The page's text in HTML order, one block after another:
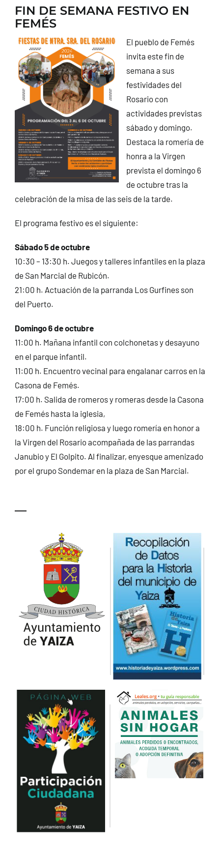
FIN DE SEMANA FESTIVO EN
FEMÉS
El pueblo de Femés
invita este fin de
semana a sus
festividades del
Rosario con
actividades previstas
sábado y domingo.
Destaca la romería de
honra a la Virgen
prevista el domingo 6
de octubre tras la
celebración de la misa de las seis de la tarde.
El programa festivo es el siguiente:
Sábado 5 de octubre
10:30 – 13:30 h. Juegos y talleres infantiles en la plaza
de San Marcial de Rubicón.
21:00 h. Actuación de la parranda Los Gurfines son
del Puerto.
Domingo 6 de octubre
11:00 h. Mañana infantil con colchonetas y desayuno
en el parque infantil.
11:00 h. Encuentro vecinal para engalanar carros en la
Casona de Femés.
17:00 h. Salida de romeros y romeras desde la Casona
de Femés hasta la iglesia,
18:00 h. Función religiosa y luego romería en honor a
la Virgen del Rosario acompañada de las parrandas
Janubio y El Golpito. Al finalizar, enyesque amenizado
por el grupo Sondemar en la plaza de San Marcial.
—